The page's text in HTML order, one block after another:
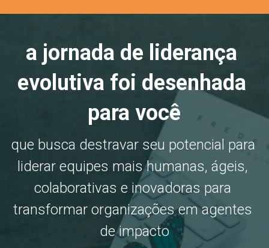
a jornada de liderança
evolutiva foi desenhada
para você
que busca destravar seu potencial para
liderar equipes mais humanas, ágeis,
colaborativas e inovadoras para
transformar organizações em agentes
de impacto